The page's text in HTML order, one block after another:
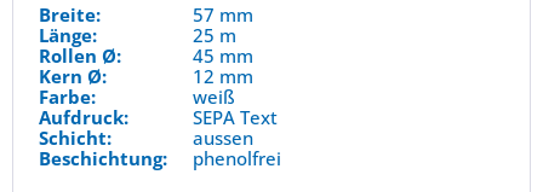
Breite:
57 mm
Länge:
25 m
Rollen Ø:
45 mm
Kern Ø:
12 mm
Farbe:
weiß
Aufdruck:
SEPA Text
Schicht:
aussen
Beschichtung:
phenolfrei